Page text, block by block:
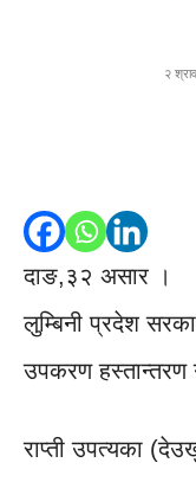
२
दाङ,३२ असार ।
लुम्बिनी प्रदेश
उपकरण हस्तान्तरण
राप्ती उपत्यका